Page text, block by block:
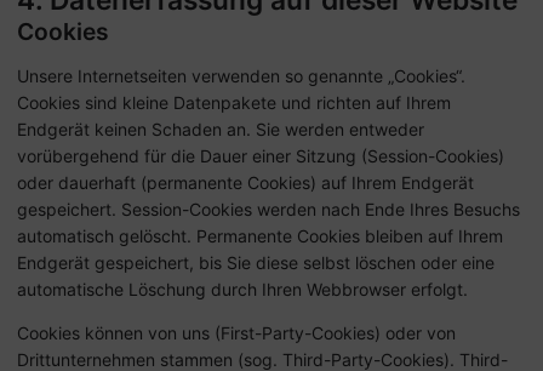
Cookies
Unsere Internetseiten verwenden so genannte „Cookies“.
Cookies sind kleine Datenpakete und richten auf Ihrem
Endgerät keinen Schaden an. Sie werden entweder
vorübergehend für die Dauer einer Sitzung (Session-Cookies)
oder dauerhaft (permanente Cookies) auf Ihrem Endgerät
gespeichert. Session-Cookies werden nach Ende Ihres Besuchs
automatisch gelöscht. Permanente Cookies bleiben auf Ihrem
Endgerät gespeichert, bis Sie diese selbst löschen oder eine
automatische Löschung durch Ihren Webbrowser erfolgt.
Cookies können von uns (First-Party-Cookies) oder von
Drittunternehmen stammen (sog. Third-Party-Cookies). Third-